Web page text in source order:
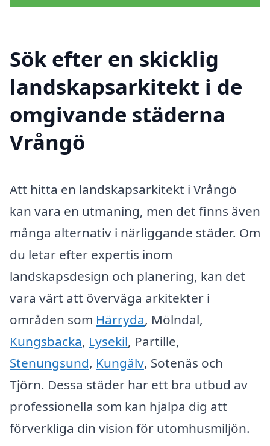
Sök efter en skicklig
landskapsarkitekt i de
omgivande städerna
Vrångö
Att hitta en landskapsarkitekt i Vrångö
kan vara en utmaning, men det finns även
många alternativ i närliggande städer. Om
du letar efter expertis inom
landskapsdesign och planering, kan det
vara värt att överväga arkitekter i
områden som Härryda, Mölndal,
Kungsbacka, Lysekil, Partille,
Stenungsund, Kungälv, Sotenäs och
Tjörn. Dessa städer har ett bra utbud av
professionella som kan hjälpa dig att
förverkliga din vision för utomhusmiljön.